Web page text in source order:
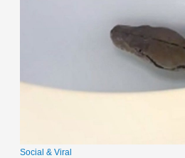
c
Social & Viral